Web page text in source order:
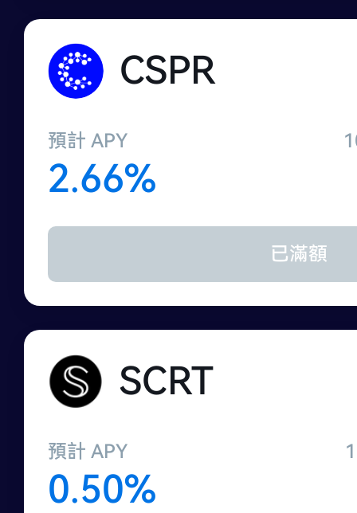
CSPR
預計 APY
2.66%
已滿額
SCRT
預計 APY
0.50%